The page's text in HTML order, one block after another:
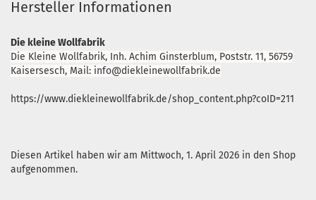
Hersteller Informationen
Die kleine Wollfabrik
Die Kleine Wollfabrik, Inh. Achim Ginsterblum, Poststr. 11, 56759
Kaisersesch, Mail: info@diekleinewollfabrik.de
https://www.diekleinewollfabrik.de/shop_content.php?coID=211
Diesen Artikel haben wir am Mittwoch, 1. April 2026 in den Shop
aufgenommen.